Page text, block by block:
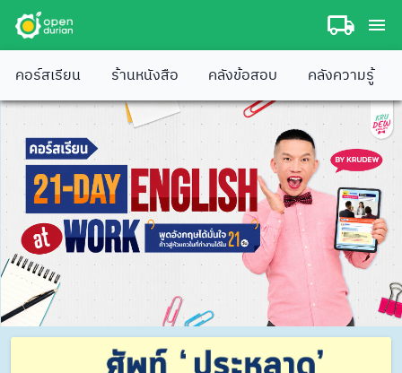
คอร์สเรียน ร้านหนังสือ คลังข้อสอบ คลังความรู้